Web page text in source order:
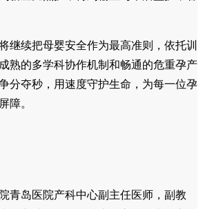
继续把母婴安全作为最高准则，依托训
熟的多学科协作机制和畅通的危重孕产
分夺秒，用速度守护生命，为每一位孕
障。
青岛医院产科中心副主任医师，副教